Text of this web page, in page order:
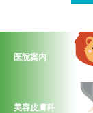
医院案内
美容皮膚科